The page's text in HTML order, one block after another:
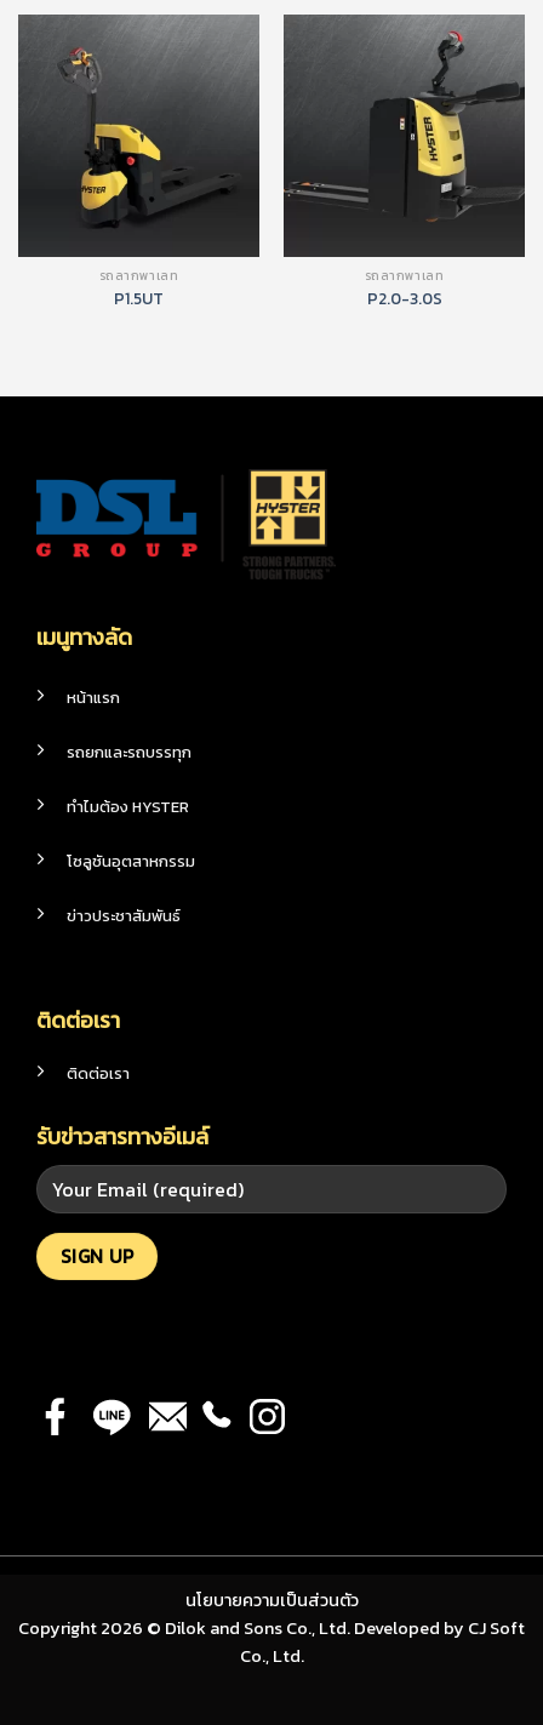
รถลากพาเลท
P1.5UT
รถลากพาเลท
P2.0-3.0S
เมนูทางลัด
หน้าแรก
รถยกและรถบรรทุก
ทำไมต้อง HYSTER
โซลูชันอุตสาหกรรม
ข่าวประชาสัมพันธ์
ติดต่อเรา
ติดต่อเรา
รับข่าวสารทางอีเมล์
นโยบายความเป็นส่วนตัว
Copyright 2026 © Dilok and Sons Co., Ltd. Developed by CJ Soft
Co., Ltd.